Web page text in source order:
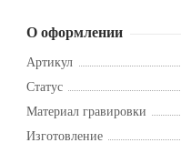
О оформлении
Артикул
Статус
Материал гравировки
Изготовление